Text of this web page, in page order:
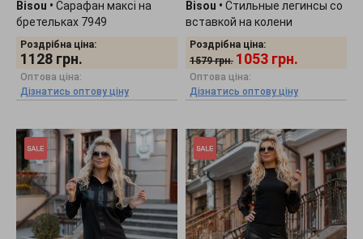
Bisou • Сарафан максі на
бретельках 7949
Роздрібна ціна:
1128 грн.
Оптова ціна:
Дізнатись оптову ціну
Bisou • Стильные легинсы со
вставкой на колени
(ТУРЦИЯ) 2506
Роздрібна ціна:
1579 грн. 1053 грн.
Оптова ціна:
Дізнатись оптову ціну